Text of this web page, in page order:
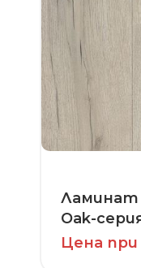
Ламинат
Oak-
Цена